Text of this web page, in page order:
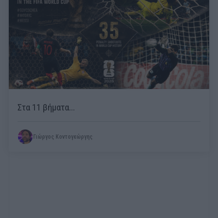
Στα 11 βήματα...
Γιώργος Κοντογεώργης